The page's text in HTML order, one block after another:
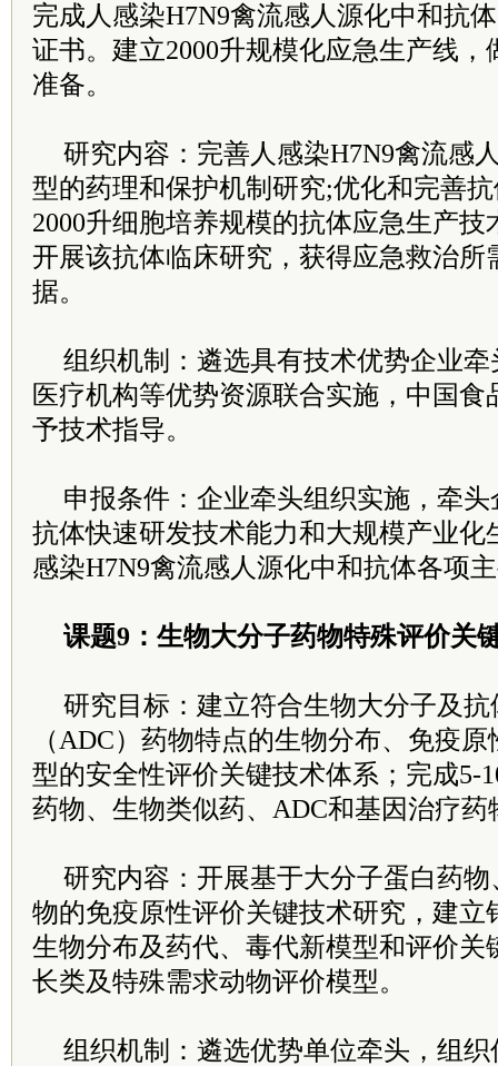
完成人感染H7N9禽流感人源化中和抗
证书。建立2000升规模化应急生产线
准备。
研究内容：完善人感染H7N9禽流感
型的药理和保护机制研究;优化和完善
2000升细胞培养规模的抗体应急生产
开展该抗体临床研究，获得应急救治所
据。
组织机制：遴选具有技术优势企业
医疗机构等优势资源联合实施，中国食
予技术指导。
申报条件：企业牵头组织实施，牵
抗体快速研发技术能力和大规模产业化
感染H7N9禽流感人源化中和抗体各项
课题9：生物大分子药物特殊评价关
研究目标：建立符合生物大分子及
（ADC）药物特点的生物分布、免疫
型的安全性评价关键技术体系；完成5-
药物、生物类似药、ADC和基因治疗
研究内容：开展基于大分子蛋白药
物的免疫原性评价关键技术研究，建立
生物分布及药代、毒代新模型和评价关
长类及特殊需求动物评价模型。
组织机制：遴选优势单位牵头，组